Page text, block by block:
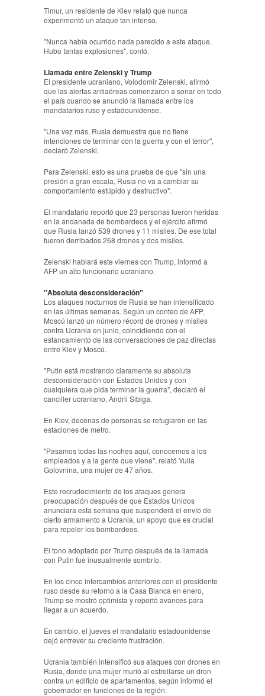
Timur, un residente de Kiev relató que nunca
experimentó un ataque tan intenso.
"Nunca había ocurrido nada parecido a este ataque.
Hubo tantas explosiones", contó.
Llamada entre Zelenski y Trump
El presidente ucraniano, Volodomir Zelenski, afirmó
que las alertas antiaéreas comenzaron a sonar en todo
el país cuando se anunció la llamada entre los
mandatarios ruso y estadounidense.
"Una vez más, Rusia demuestra que no tiene
intenciones de terminar con la guerra y con el terror",
declaró Zelenski.
Para Zelenski, esto es una prueba de que "sin una
presión a gran escala, Rusia no va a cambiar su
comportamiento estúpido y destructivo".
El mandatario reportó que 23 personas fueron heridas
en la andanada de bombardeos y el ejército afirmó
que Rusia lanzó 539 drones y 11 misiles. De ese total
fueron derribados 268 drones y dos misiles.
Zelenski hablará este viernes con Trump, informó a
AFP un alto funcionario ucraniano.
"Absoluta desconsideración"
Los ataques nocturnos de Rusia se han intensificado
en las últimas semanas. Según un conteo de AFP,
Moscú lanzó un número récord de drones y misiles
contra Ucrania en junio, coincidiendo con el
estancamiento de las conversaciones de paz directas
entre Kiev y Moscú.
"Putin está mostrando claramente su absoluta
desconsideración con Estados Unidos y con
cualquiera que pida terminar la guerra", declaró el
canciller ucraniano, Andrii Sibiga.
En Kiev, decenas de personas se refugiaron en las
estaciones de metro.
"Pasamos todas las noches aquí, conocemos a los
empleados y a la gente que viene", relató Yulia
Golovnina, una mujer de 47 años.
Este recrudecimiento de los ataques genera
preocupación después de que Estados Unidos
anunciara esta semana que suspenderá el envío de
cierto armamento a Ucrania, un apoyo que es crucial
para repeler los bombardeos.
El tono adoptado por Trump después de la llamada
con Putin fue inusualmente sombrío.
En los cinco intercambios anteriores con el presidente
ruso desde su retorno a la Casa Blanca en enero,
Trump se mostró optimista y reportó avances para
llegar a un acuerdo.
En cambio, el jueves el mandatario estadounidense
dejó entrever su creciente frustración.
Ucrania también intensificó sus ataques con drones en
Rusia, donde una mujer murió al estrellarse un dron
contra un edificio de apartamentos, según informó el
gobernador en funciones de la región.